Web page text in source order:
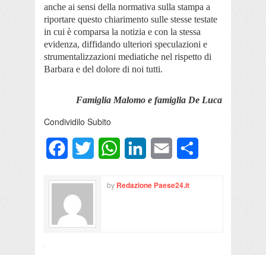
anche ai sensi della normativa sulla stampa a
riportare questo chiarimento sulle stesse testate
in cui è comparsa la notizia e con la stessa
evidenza, diffidando ulteriori speculazioni e
strumentalizzazioni mediatiche nel rispetto di
Barbara e del dolore di noi tutti.
Famiglia Malomo e famiglia De Luca
Condividilo Subito
FacebookTwitter WhatsAppLinkedInEmail
by Redazione Paese24.it